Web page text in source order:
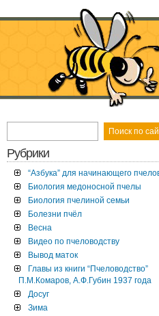
Рубрики
“Азбука” для начинающего
Биология медоносной пчелы
Биология пчелиной семьи
Болезни пчёл
Весна
Видео по пчеловодству
Вывод маток
Главы из книги “Пчеловодство”
П.М.Комаров, А.Ф.Губин 1937 года
Досуг
Зима